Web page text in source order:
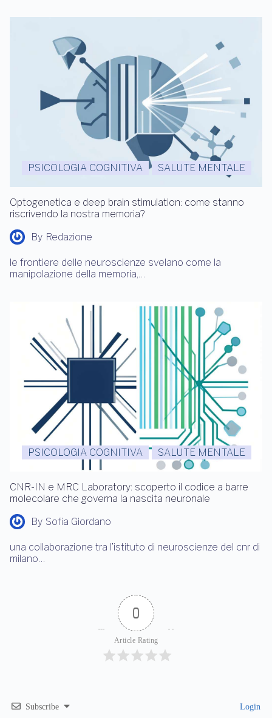
PSICOLOGIA COGNITIVA SALUTE MENTALE
Optogenetica e deep brain stimulation: come stanno
riscrivendo la nostra memoria?
By Redazione
le frontiere delle neuroscienze svelano come la
manipolazione della memoria,…
PSICOLOGIA COGNITIVA SALUTE MENTALE
CNR-IN e MRC Laboratory: scoperto il codice a barre
molecolare che governa la nascita neuronale
By Sofia Giordano
una collaborazione tra l’istituto di neuroscienze del cnr di
milano…
0
Article Rating
Subscribe Login